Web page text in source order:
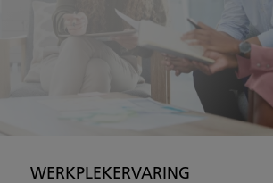
WERKPLEKERVARING